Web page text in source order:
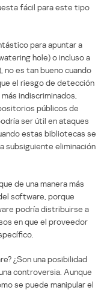
fácil para este tipo
para apuntar a
hole) o incluso a
no es tan bueno cuando
el riesgo de detección
indiscriminados,
públicos de
ser útil en ataques
estas bibliotecas se
subsiguiente eliminación
de una manera más
software, porque
podría distribuirse a
en que el proveedor
¿Son una posibilidad
controversia. Aunque
se puede manipular el